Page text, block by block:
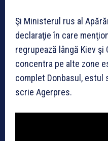
Şi Ministerul rus al
declaraţie în care
regrupează lângă Kiev şi
concentra pe alte zone
complet Donbasul, estul
scrie Agerpres.